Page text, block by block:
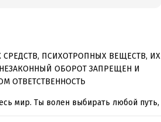
ПСИХОТРОПНЫХ ВЕЩЕСТВ, ИХ
ОБОРОТ ЗАПРЕЩЕН И
ОТВЕТСТВЕННОСТЬ
мир. Ты волен выбирать любой путь,